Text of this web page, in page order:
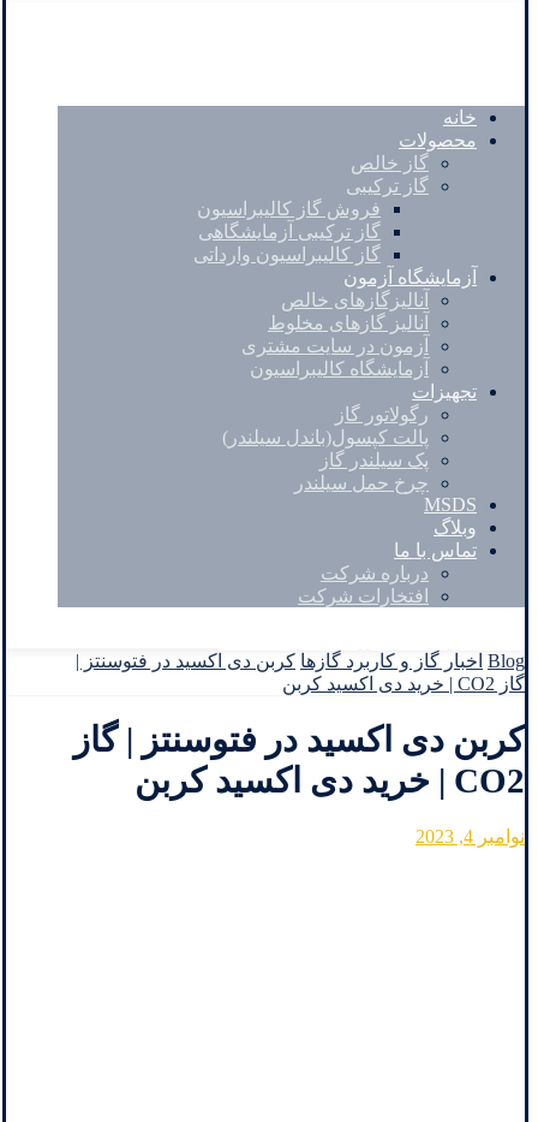
خانه
محصولات
گاز خالص
گاز ترکیبی
فروش گاز کالیبراسیون
گاز ترکیبی آزمایشگاهی
گاز کالیبراسیون وارداتی
آزمایشگاه آزمون
آنالیزگازهای خالص
آنالیز گازهای مخلوط
آزمون در سایت مشتری
آزمایشگاه کالیبراسیون
تجهیزات
رگولاتور گاز
پالت کپسول(باندل سیلندر)
پک سیلندر گاز
چرخ حمل سیلندر
MSDS
وبلاگ
تماس با ما
درباره شرکت
افتخارات شرکت
Blog اخبار گاز و کاربرد گازها کربن دی اکسید در فتوسنتز |
گاز CO2 | خرید دی اکسید کربن
کربن دی اکسید در فتوسنتز | گاز
CO2 | خرید دی اکسید کربن
نوامبر 4, 2023